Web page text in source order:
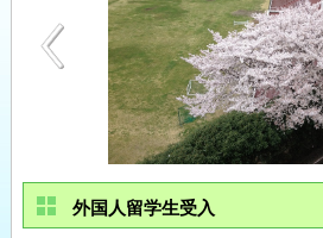
外国人留学生受入